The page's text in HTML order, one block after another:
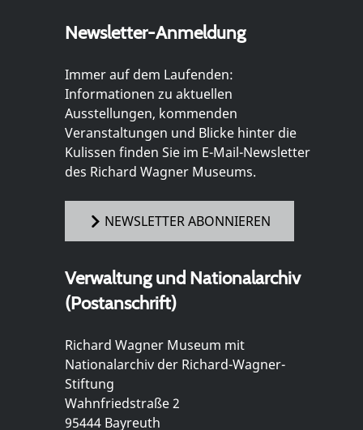
Newsletter-Anmeldung
Immer auf dem Laufenden:
Informationen zu aktuellen
Ausstellungen, kommenden
Veranstaltungen und Blicke hinter die
Kulissen finden Sie im E-Mail-Newsletter
des Richard Wagner Museums.
NEWSLETTER ABONNIEREN
Verwaltung und Nationalarchiv
(Postanschrift)
Richard Wagner Museum mit
Nationalarchiv der Richard-Wagner-
Stiftung
Wahnfriedstraße 2
95444 Bayreuth